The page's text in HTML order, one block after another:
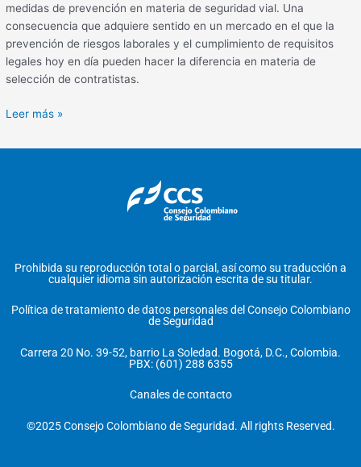
medidas de prevención en materia de seguridad vial. Una
consecuencia que adquiere sentido en un mercado en el que la
prevención de riesgos laborales y el cumplimiento de requisitos
legales hoy en día pueden hacer la diferencia en materia de
selección de contratistas.
Leer más »
Prohibida su reproducción total o parcial, así como su traducción a
cualquier idioma sin autorización escrita de su titular.
Política de tratamiento de datos personales del Consejo Colombiano
de Seguridad
Carrera 20 No. 39-52, barrio La Soledad. Bogotá, D.C., Colombia.
PBX: (601) 288 6355
Canales de contacto
©2025 Consejo Colombiano de Seguridad. All rights Reserved.